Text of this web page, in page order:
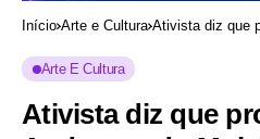
Início Arte e Cultura Ativista diz que
Arte E Cultura
Ativista diz que